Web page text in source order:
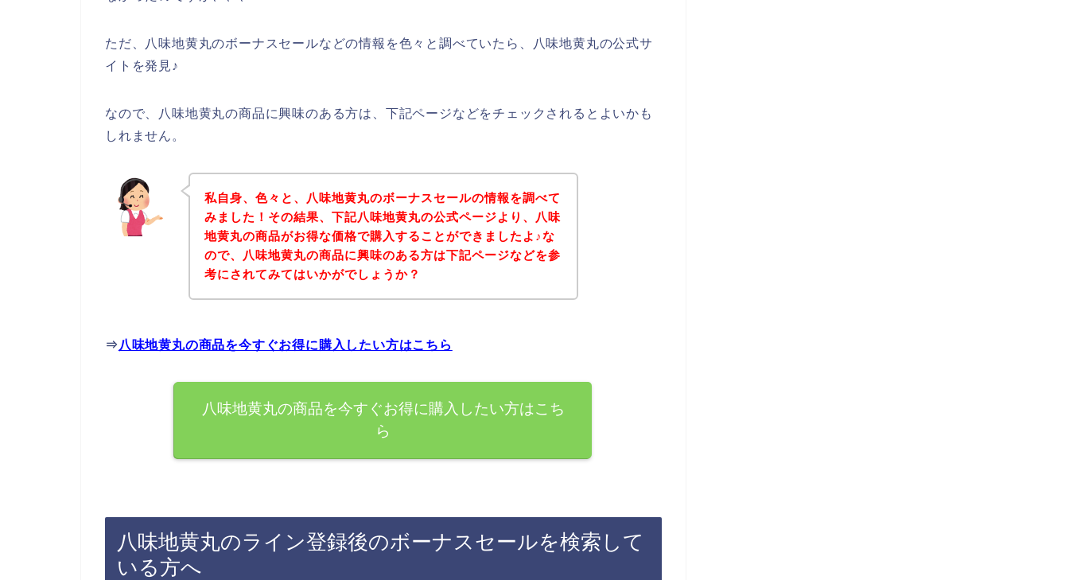
ただ、八味地黄丸のボーナスセールなどの情報を色々と調べていたら、八味地黄丸の公式サ
イトを発見♪
なので、八味地黄丸の商品に興味のある方は、下記ページなどをチェックされるとよいかも
しれません。
私自身、色々と、八味地黄丸のボーナスセールの情報を調べて
みました！その結果、下記八味地黄丸の公式ページより、八味
地黄丸の商品がお得な価格で購入することができましたよ♪な
ので、八味地黄丸の商品に興味のある方は下記ページなどを参
考にされてみてはいかがでしょうか？
⇒ 八味地黄丸の商品を今すぐお得に購入したい方はこちら
八味地黄丸の商品を今すぐお得に購入したい方はこち
ら
八味地黄丸のライン登録後のボーナスセールを検索して
いる方へ